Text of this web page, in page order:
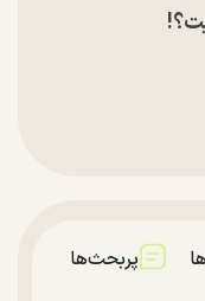
پربحث‌ها